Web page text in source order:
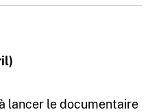
lancer le documentaire